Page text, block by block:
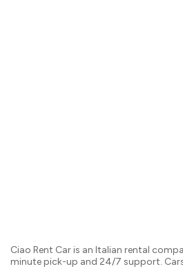
Ciao Rent Car is an Italian rental
minute pick-up and 24/7 support.